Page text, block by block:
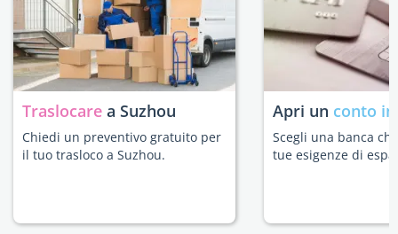
Traslocare a Suzhou
Chiedi un preventivo gratuito per
il tuo trasloco a Suzhou.
Apri un conto
Scegli una banca
tue esigenze di